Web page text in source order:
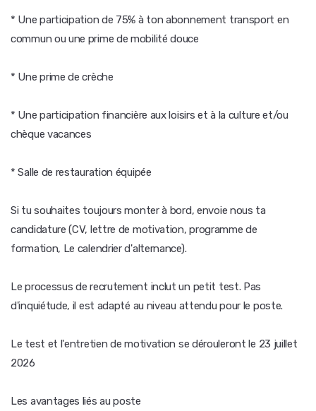
* Une participation de 75% à ton abonnement transport en
commun ou une prime de mobilité douce
* Une prime de crèche
* Une participation financière aux loisirs et à la culture et/ou
chèque vacances
* Salle de restauration équipée
Si tu souhaites toujours monter à bord, envoie nous ta
candidature (CV, lettre de motivation, programme de
formation, Le calendrier d'alternance).
Le processus de recrutement inclut un petit test. Pas
d'inquiétude, il est adapté au niveau attendu pour le poste.
Le test et l'entretien de motivation se dérouleront le 23 juillet
2026
Les avantages liés au poste